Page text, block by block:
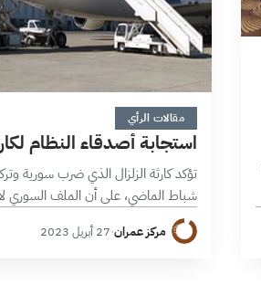
4 دقائق
مقالات الرأي
استجابة أصدقاء النظام
تؤكد كارثة الزلزال الذي ضرب سورية
شباط الماضي، على أن الملف السوري
تحاول الدول الإقليمية توظيفها
الدولي بملفات أخرى…
مركز عمران·27 أبريل 2023